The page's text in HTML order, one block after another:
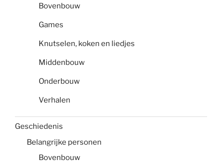
Bovenbouw
Games
Knutselen, koken en liedjes
Middenbouw
Onderbouw
Verhalen
Geschiedenis
Belangrijke personen
Bovenbouw